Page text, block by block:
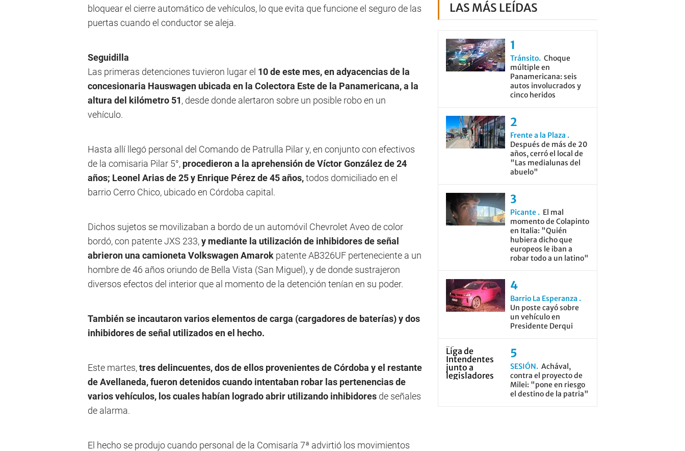
bloquear el cierre automático de vehículos, lo que evita que funcione el seguro de las
puertas cuando el conductor se aleja.
Seguidilla
Las primeras detenciones tuvieron lugar el 10 de este mes, en adyacencias de la
concesionaria Hauswagen ubicada en la Colectora Este de la Panamericana, a la
altura del kilómetro 51, desde donde alertaron sobre un posible robo en un
vehículo.
Hasta allí llegó personal del Comando de Patrulla Pilar y, en conjunto con efectivos
de la comisaria Pilar 5°, procedieron a la aprehensión de Víctor González de 24
años; Leonel Arias de 25 y Enrique Pérez de 45 años,todos domiciliado en el
barrio Cerro Chico, ubicado en Córdoba capital.
Dichos sujetos se movilizaban a bordo de un automóvil Chevrolet Aveo de color
bordó, con patente JXS 233,y mediante la utilización de inhibidores de señal
abrieron una camioneta Volkswagen Amarok patente AB326UF perteneciente a un
hombre de 46 años oriundo de Bella Vista (San Miguel), y de donde sustrajeron
diversos efectos del interior que al momento de la detención tenían en su poder.
También se incautaron varios elementos de carga (cargadores de baterías) y dos
inhibidores de señal utilizados en el hecho.
Este martes,tres delincuentes, dos de ellos provenientes de Córdoba y el restante
de Avellaneda, fueron detenidos cuando intentaban robar las pertenencias de
varios vehículos, los cuales habían logrado abrir utilizando inhibidores de señales
de alarma.
El hecho se produjo cuando personal de la Comisaría 7ª advirtió los movimientos
LAS MÁS LEÍDAS
Tránsito Choque
múltiple en
Panamericana: seis
autos involucrados y
cinco heridos
Frente a la Plaza
Después de más de 20
años, cerró el local de
"Las medialunas del
abuelo"
Picante
El mal
momento de Colapinto
en Italia: "Quién
hubiera dicho que
europeos le iban a
robar todo a un latino"
Barrio La Esperanza
Un poste cayó sobre
un vehículo en
Presidente Derqui
SESIÓN
Achával,
contra el proyecto de
Milei: "pone en riesgo
el destino de la patria"